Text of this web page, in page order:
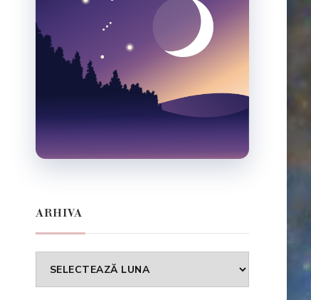
ARHIVA
Arhiva